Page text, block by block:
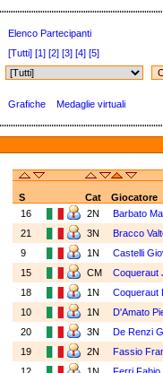
Elenco Partecipanti
[Tutti] [1] [2] [3] [4] [5]
Grafiche Medaglie virtuali
S
Cat Giocatore
16
2N Barbato
21
3N Bracco
9
1N Castelli
15
CM Coqueraut
18
1N Coqueraut
10
1N D'Amato
20
3N De Renzi
19
2N Fassio